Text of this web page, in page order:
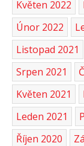
Květen 2022
Únor 2022
Listopad 2021
Srpen 2021
Květen 2021
Leden 2021
Říjen 2020